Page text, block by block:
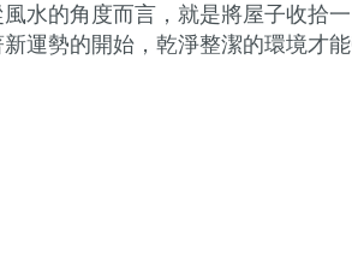
水的角度而言，就是將屋子收拾一
運勢的開始，乾淨整潔的環境才